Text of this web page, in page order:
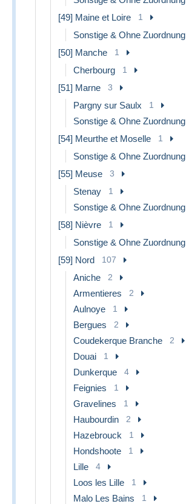
[49] Maine et Loire 1
Sonstige & Ohne Zuordnung
[50] Manche 1
Cherbourg 1
[51] Marne 3
Pargny sur Saulx 1
Sonstige & Ohne Zuordnung
[54] Meurthe et Moselle 1
Sonstige & Ohne Zuordnung
[55] Meuse 3
Stenay 1
Sonstige & Ohne Zuordnung
[58] Nièvre 1
Sonstige & Ohne Zuordnung
[59] Nord 107
Aniche 2
Armentieres 2
Aulnoye 1
Bergues 2
Coudekerque Branche 2
Douai 1
Dunkerque 4
Feignies 1
Gravelines 1
Haubourdin 2
Hazebrouck 1
Hondshoote 1
Lille 4
Loos les Lille 1
Malo Les Bains 1